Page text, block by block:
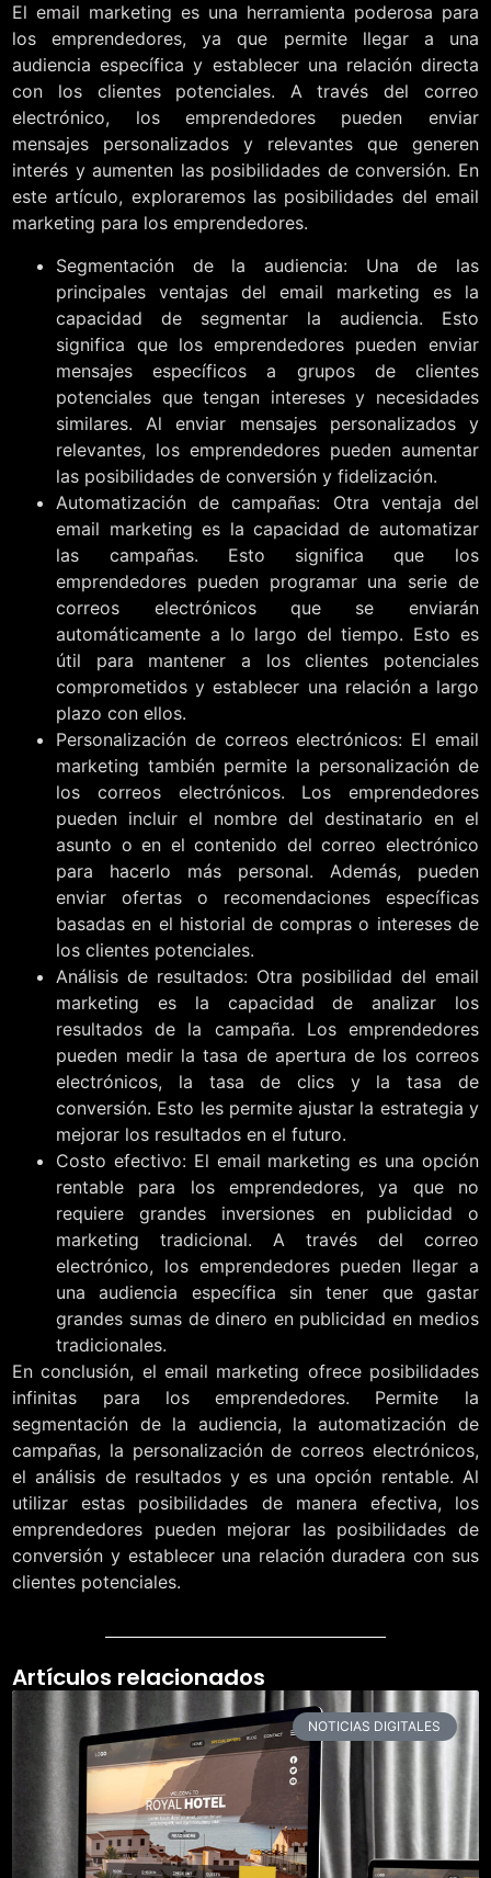
El email marketing es una herramienta poderosa para
los emprendedores, ya que permite llegar a una
audiencia específica y establecer una relación directa
con los clientes potenciales. A través del correo
electrónico, los emprendedores pueden enviar
mensajes personalizados y relevantes que generen
interés y aumenten las posibilidades de conversión. En
este artículo, exploraremos las posibilidades del email
marketing para los emprendedores.
Segmentación de la audiencia: Una de las
principales ventajas del email marketing es la
capacidad de segmentar la audiencia. Esto
significa que los emprendedores pueden enviar
mensajes específicos a grupos de clientes
potenciales que tengan intereses y necesidades
similares. Al enviar mensajes personalizados y
relevantes, los emprendedores pueden aumentar
las posibilidades de conversión y fidelización.
Automatización de campañas: Otra ventaja del
email marketing es la capacidad de automatizar
las campañas. Esto significa que los
emprendedores pueden programar una serie de
correos electrónicos que se enviarán
automáticamente a lo largo del tiempo. Esto es
útil para mantener a los clientes potenciales
comprometidos y establecer una relación a largo
plazo con ellos.
Personalización de correos electrónicos: El email
marketing también permite la personalización de
los correos electrónicos. Los emprendedores
pueden incluir el nombre del destinatario en el
asunto o en el contenido del correo electrónico
para hacerlo más personal. Además, pueden
enviar ofertas o recomendaciones específicas
basadas en el historial de compras o intereses de
los clientes potenciales.
Análisis de resultados: Otra posibilidad del email
marketing es la capacidad de analizar los
resultados de la campaña. Los emprendedores
pueden medir la tasa de apertura de los correos
electrónicos, la tasa de clics y la tasa de
conversión. Esto les permite ajustar la estrategia y
mejorar los resultados en el futuro.
Costo efectivo: El email marketing es una opción
rentable para los emprendedores, ya que no
requiere grandes inversiones en publicidad o
marketing tradicional. A través del correo
electrónico, los emprendedores pueden llegar a
una audiencia específica sin tener que gastar
grandes sumas de dinero en publicidad en medios
tradicionales.
En conclusión, el email marketing ofrece posibilidades
infinitas para los emprendedores. Permite la
segmentación de la audiencia, la automatización de
campañas, la personalización de correos electrónicos,
el análisis de resultados y es una opción rentable. Al
utilizar estas posibilidades de manera efectiva, los
emprendedores pueden mejorar las posibilidades de
conversión y establecer una relación duradera con sus
clientes potenciales.
Artículos relacionados
NOTICIAS DIGITALES